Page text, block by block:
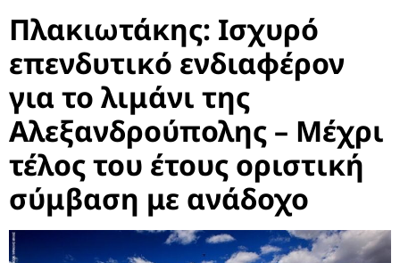
Πλακιωτάκης: Ισχυρό
επενδυτικό ενδιαφέρον
για το λιμάνι της
Αλεξανδρούπολης – Μέχρι
τέλος του έτους οριστική
σύμβαση με ανάδοχο